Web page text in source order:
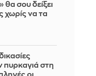
θα σου δείξει
χωρίς να τα
πυρκαγιά στη